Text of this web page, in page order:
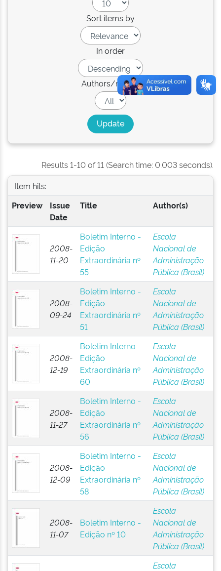
Sort items by
In order
Authors/record
Results 1-10 of 11 (Search time: 0.003 seconds).
Item hits:
Preview
Issue
Date
Title Author(s)
2008-
11-20
Boletim Interno -
Edição
Extraordinária nº
55
Escola
Nacional de
Administração
Pública (Brasil)
2008-
09-24
Boletim Interno -
Edição
Extraordinária nº
51
Escola
Nacional de
Administração
Pública (Brasil)
2008-
12-19
Boletim Interno -
Edição
Extraordinária nº
60
Escola
Nacional de
Administração
Pública (Brasil)
2008-
11-27
Boletim Interno -
Edição
Extraordinária nº
56
Escola
Nacional de
Administração
Pública (Brasil)
2008-
12-09
Boletim Interno -
Edição
Extraordinária nº
58
Escola
Nacional de
Administração
Pública (Brasil)
2008-
11-07
Boletim Interno -
Edição nº 10
Escola
Nacional de
Administração
Pública (Brasil)
Escola